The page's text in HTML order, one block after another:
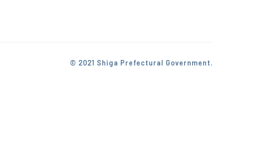
© 2021 Shiga Prefectural Government.